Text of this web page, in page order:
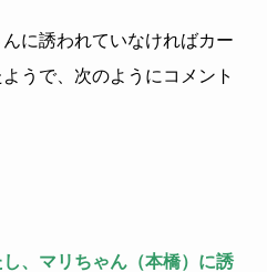
に誘われていなければカー
うで、次のようにコメント
し、マリちゃん（本橋）に誘